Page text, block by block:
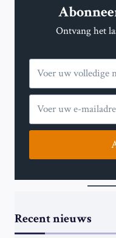
DE
Ontvang het
Recent nieuws